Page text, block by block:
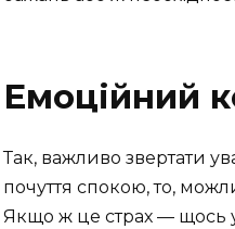
Емоційний
Так, важливо звертати
почуття спокою, то,
Якщо ж це страх — щось